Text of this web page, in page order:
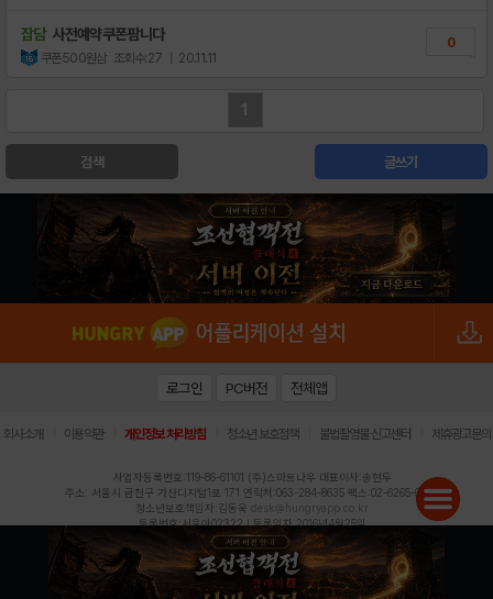
잡담 사전예약쿠폰팜니다
쿠폰500원삼 조회수:27 | 20.11.11
0
1
검색 글쓰기
로그인 PC버전 전체앱
회사소개 이용약관 개인정보 처리방침 청소년 보호정책 불법촬영물 신고센터 제휴광고문의
사업자등록번호:119-86-61101 (주)스마트나우 대표이사:송현두
주소: 서울시 금천구 가산디지털1로 171 연락처:063-284-8635 팩스:02-6265-0377
청소년보호책임자:김동욱 desk@hungryapp.co.kr
등록번호:서울아02322 | 등록일자:2016년4월25일
발행인:(주)스마트나우 송현두 | 편집인:김동욱
헝그리앱의 콘텐츠 및 기사는 저작권법의 보호를 받으므로, 무단 전재, 복사, 배포 등을 금합니다.
Copyright (c) HungryApp All Rights Reserved.